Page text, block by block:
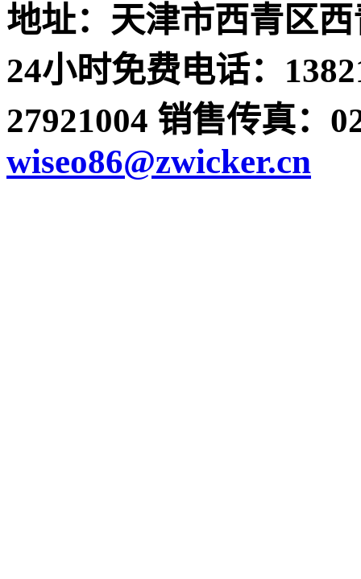
地址：天津市西青区西
24小时免费电话：
27921004 销售传真：
wiseo86@zwicker.cn